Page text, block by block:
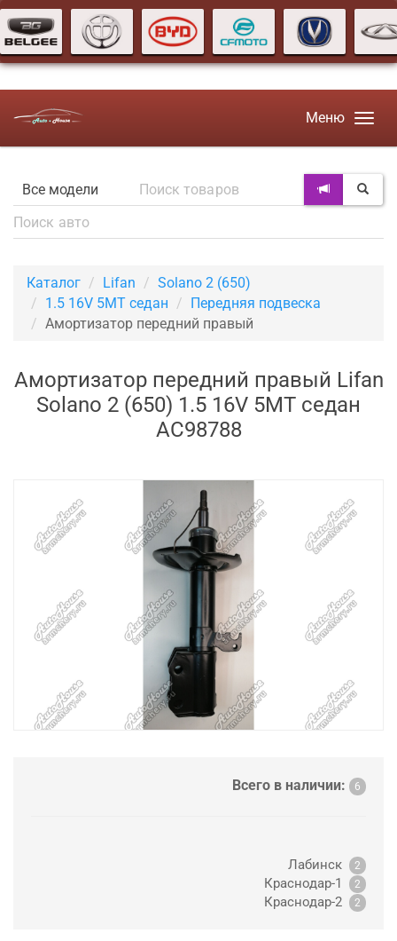
Меню
Каталог Lifan
Solano 2 (650)
1.5 16V 5MT седан
Передняя подвеска
Амортизатор передний правый
Амортизатор передний правый Lifan
Solano 2 (650) 1.5 16V 5MT седан
AC98788
Всего в наличии: 6
Лабинск 2
Краснодар-1 2
Краснодар-2 2